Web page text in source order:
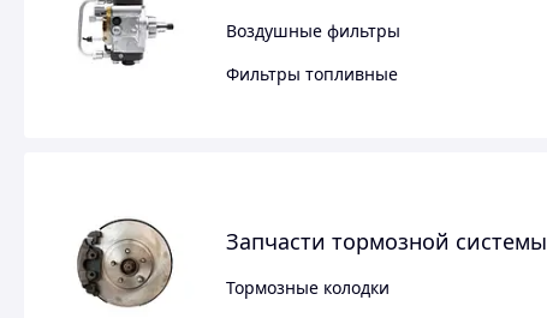
Воздушные фильтры
Фильтры топливные
Запчасти тормозной системы
Тормозные колодки